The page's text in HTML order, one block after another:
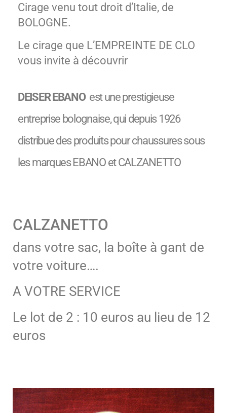
Cirage venu tout droit d’Italie, de
BOLOGNE.
Le cirage que L’EMPREINTE DE CLO
vous invite à découvrir
DEISER EBANO est une prestigieuse
entreprise bolognaise, qui depuis 1926
distribue des produits pour chaussures sous
les marques EBANO et CALZANETTO
CALZANETTO
dans votre sac, la boîte à gant de
votre voiture….
A VOTRE SERVICE
Le lot de 2 : 10 euros au lieu de 12
euros